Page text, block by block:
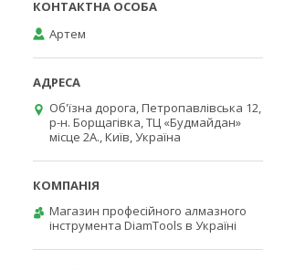
Артем
Об'їзна дорога, Петропавлівська 12,
р-н. Борщагівка, ТЦ «Будмайдан»
місце 2А., Київ, Україна
Магазин професійного алмазного
інструмента DiamTools в Україні